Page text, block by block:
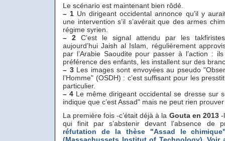
Le scénario est maintenant bien rôdé.
– 1 Un dirigeant occidental annonce qu’il y
une intervention s’il s’avérait que des armes
régime syrien.
–
2 C’est le signal attendu par les
aujourd’hui Jaish al Islam, régulièrement
par l’Arabie Saoudite pour passer à l’action :
préférence des enfants, les installent sur des
– 3Les images sont envoyées au pseudo
l’Homme" (OSDH) : c’est suffisant pour les
particulier.
– 4 Le même dirigeant occidental se dresse sur
indique que c’est Assad" mais ne peut rien
La première fois -c’était déjà à la Gouta en 2013-
qui finit par s’abstenir devant l’absence de
réfutation de la thèse "Assad le